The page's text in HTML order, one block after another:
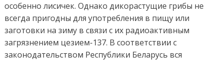
особенно лисичек. Однако дикорастущие грибы не
всегда пригодны для употребления в пищу или
заготовки на зиму в связи с их радиоактивным
загрязнением цезием-137. В соответствии с
законодательством Республики Беларусь вся